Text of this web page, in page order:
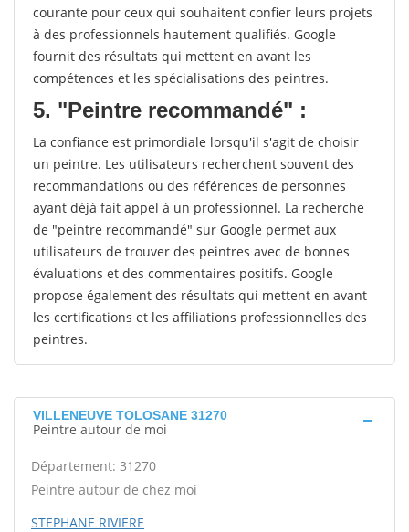
courante pour ceux qui souhaitent confier leurs projets
à des professionnels hautement qualifiés. Google
fournit des résultats qui mettent en avant les
compétences et les spécialisations des peintres.
5. "Peintre recommandé" :
La confiance est primordiale lorsqu'il s'agit de choisir
un peintre. Les utilisateurs recherchent souvent des
recommandations ou des références de personnes
ayant déjà fait appel à un professionnel. La recherche
de "peintre recommandé" sur Google permet aux
utilisateurs de trouver des peintres avec de bonnes
évaluations et des commentaires positifs. Google
propose également des résultats qui mettent en avant
les certifications et les affiliations professionnelles des
peintres.
VILLENEUVE TOLOSANE 31270
Peintre autour de moi
Département: 31270
Peintre autour de chez moi
STEPHANE RIVIERE